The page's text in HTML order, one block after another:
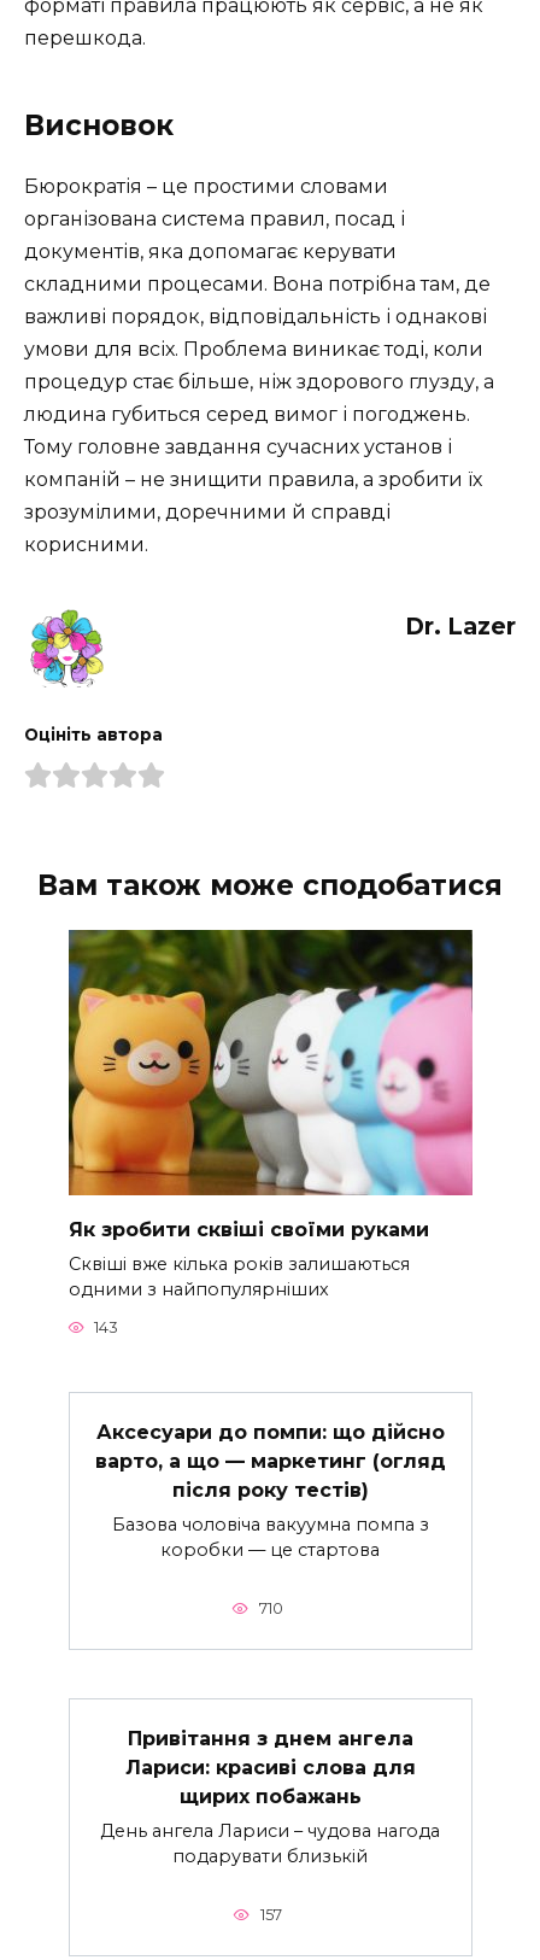
форматі правила працюють як сервіс, а не як
перешкода.
Висновок
Бюрократія – це простими словами
організована система правил, посад і
документів, яка допомагає керувати
складними процесами. Вона потрібна там, де
важливі порядок, відповідальність і однакові
умови для всіх. Проблема виникає тоді, коли
процедур стає більше, ніж здорового глузду, а
людина губиться серед вимог і погоджень.
Тому головне завдання сучасних установ і
компаній – не знищити правила, а зробити їх
зрозумілими, доречними й справді
корисними.
Dr. Lazer
Оцініть автора
Вам також може сподобатися
Як зробити сквіші своїми руками
Сквіші вже кілька років залишаються
одними з найпопулярніших
143
Аксесуари до помпи: що дійсно
варто, а що — маркетинг (огляд
після року тестів)
Базова чоловіча вакуумна помпа з
коробки — це стартова
710
Привітання з днем ангела
Лариси: красиві слова для
щирих побажань
День ангела Лариси – чудова нагода
подарувати близькій
157